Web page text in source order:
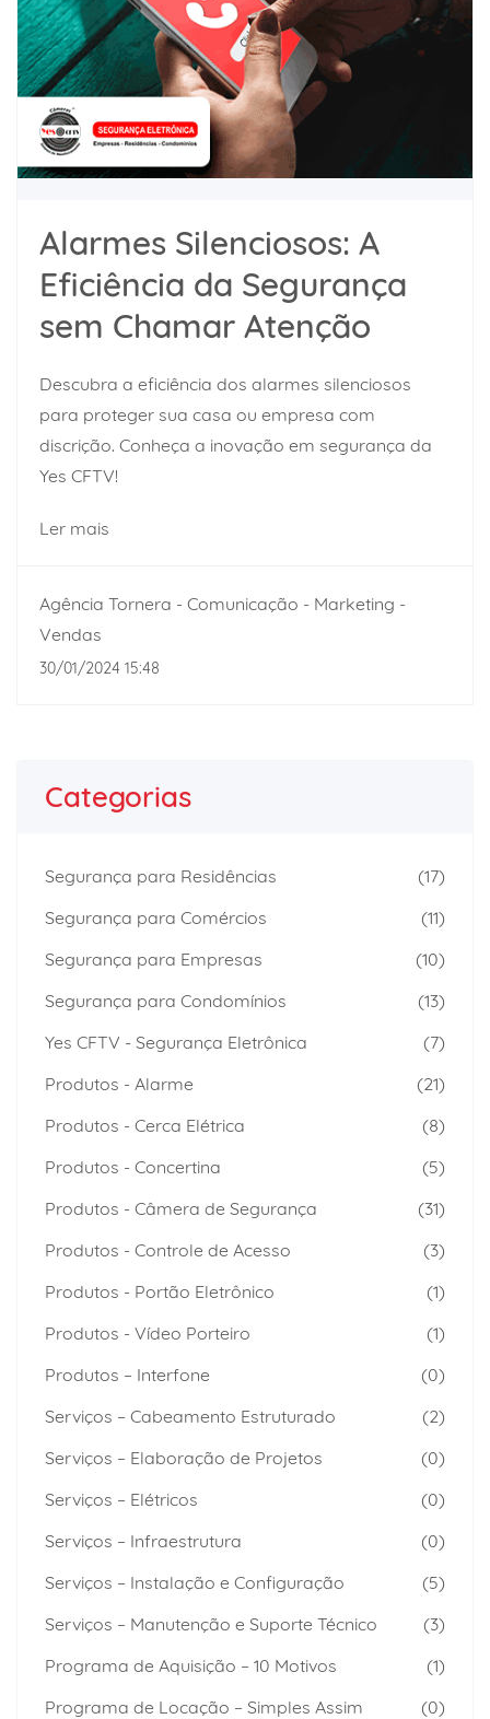
Alarmes Silenciosos: A
Eficiência da Segurança
sem Chamar Atenção
Descubra a eficiência dos alarmes silenciosos
para proteger sua casa ou empresa com
discrição. Conheça a inovação em segurança da
Yes CFTV!
Ler mais
Agência Tornera - Comunicação - Marketing -
Vendas
30/01/2024 15:48
Categorias
Segurança para Residências
(17)
Segurança para Comércios
(11)
Segurança para Empresas
(10)
Segurança para Condomínios
(13)
Yes CFTV - Segurança Eletrônica
(7)
Produtos - Alarme
(21)
Produtos - Cerca Elétrica
(8)
Produtos - Concertina
(5)
Produtos - Câmera de Segurança
(31)
Produtos - Controle de Acesso
(3)
Produtos - Portão Eletrônico
(1)
Produtos - Vídeo Porteiro
(1)
Produtos – Interfone
(0)
Serviços – Cabeamento Estruturado
(2)
Serviços – Elaboração de Projetos
(0)
Serviços – Elétricos
(0)
Serviços – Infraestrutura
(0)
Serviços – Instalação e Configuração
(5)
Serviços – Manutenção e Suporte Técnico
(3)
Programa de Aquisição – 10 Motivos
(1)
Programa de Locação – Simples Assim
(0)